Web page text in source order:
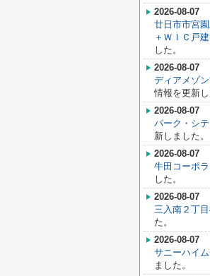
2026-08-07
廿日市市宮
＋ＷＩＣ戸
した。
2026-08-07
ディアメゾ
情報を更新し
2026-08-07
パーク・シ
新しました。
2026-08-07
牛田コーポ
した。
2026-08-07
三入南２丁目
た。
2026-08-07
サニーハイ
ました。